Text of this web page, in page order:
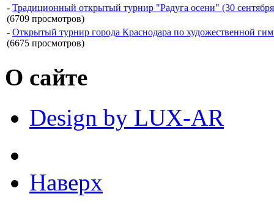
- Традиционный открытый турнир "Радуга осени" (30
(6709 просмотров)
- Открытый турнир города Краснодара по художественной
(6675 просмотров)
О сайте
Design by LUX-AR
Наверх